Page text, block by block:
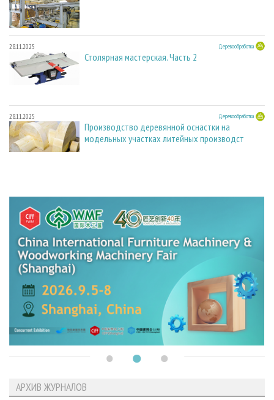
28.11.2025 Деревообработка
Столярная мастерская. Часть 2
28.11.2025 Деревообработка
Производство деревянной оснастки на
модельных участках литейных производст
АРХИВ ЖУРНАЛОВ